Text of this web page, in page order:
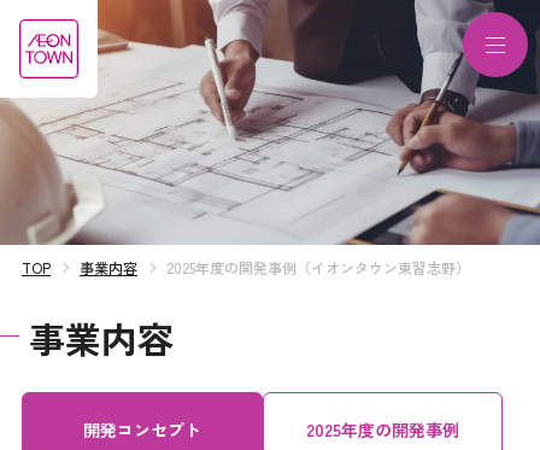
TOP 事業内容 2025年度の開発事例（イオンタウン東習志野）
事業内容
開発コンセプト 2025年度の開発事例